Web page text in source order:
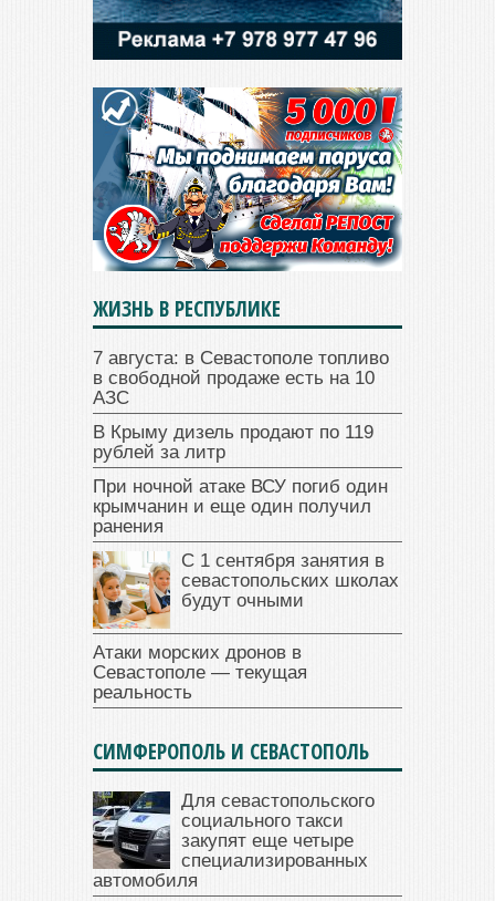
ЖИЗНЬ В РЕСПУБЛИКЕ
7 августа: в Севастополе топливо
в свободной продаже есть на 10
АЗС
В Крыму дизель продают по 119
рублей за литр
При ночной атаке ВСУ погиб один
крымчанин и еще один получил
ранения
С 1 сентября занятия в
севастопольских школах
будут очными
Атаки морских дронов в
Севастополе — текущая
реальность
СИМФЕРОПОЛЬ И СЕВАСТОПОЛЬ
Для севастопольского
социального такси
закупят еще четыре
специализированных
автомобиля